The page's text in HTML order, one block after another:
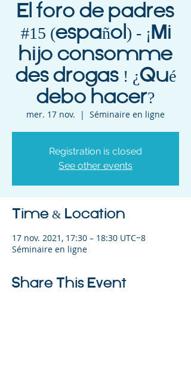
El foro de padres
#15 (español) - ¡Mi
hijo consomme
des drogas ! ¿Qué
debo hacer?
mer. 17 nov.
  |
Séminaire en ligne
Registration is closed
See other events
Time & Location
17 nov. 2021, 17:30 – 18:30 UTC−8
Séminaire en ligne
Share This Event